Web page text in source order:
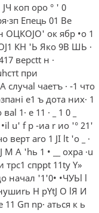
коп оро ° ' 0
Епець 01 Be
ОЦКОJО' ок ябр •о 1
КН 'Ь Яко 9В ШЬ ·
вepctt н ·
при
чаетъ · -1 что
е1 ъ дота них· 1
1· е 11 · _ 1 0 _
•il u' f р -иа r ио '° 21'
верт аrо 1 JI lt 'о _ ·
М А 'hь 1 • __ oxpa ·u
спррt 11ty Y»
начал '1'0• •ЧУЬl l
H pYtJ O lЯ И
Gп np· аться к ь